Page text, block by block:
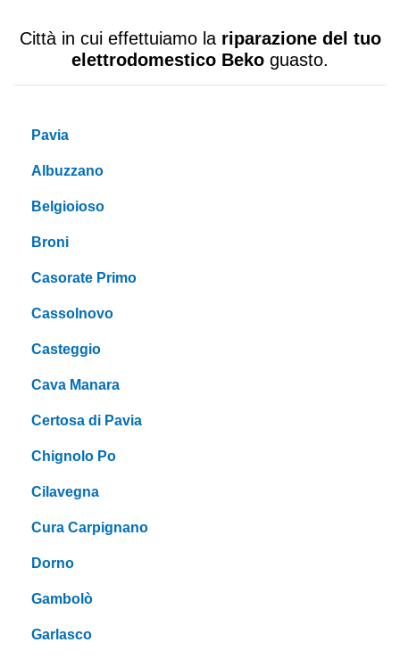
Città in cui effettuiamo la riparazione del tuo
elettrodomestico Beko guasto.
Pavia
Albuzzano
Belgioioso
Broni
Casorate Primo
Cassolnovo
Casteggio
Cava Manara
Certosa di Pavia
Chignolo Po
Cilavegna
Cura Carpignano
Dorno
Gambolò
Garlasco